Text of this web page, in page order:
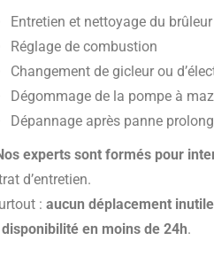
Entretien et nettoyage du brûleur
Réglage de combustion
Changement de gicleur ou
Dégommage de la pompe à
Dépannage après panne
experts sont formés pour
d’entretien.
: aucun déplacement
disponibilité en moins de 24h.